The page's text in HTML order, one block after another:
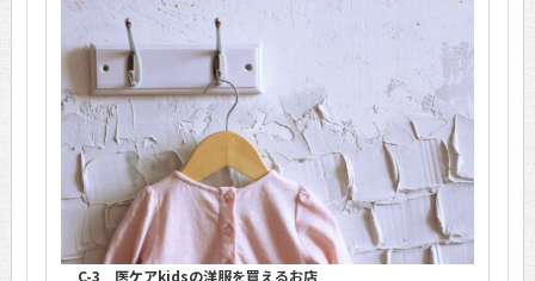
C-3 医ケアkidsの洋服を買えるお店